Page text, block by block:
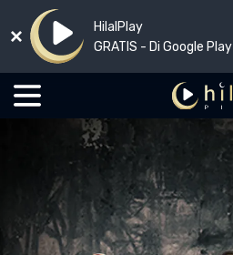
HilalPlay
GRATIS - Di Google Play